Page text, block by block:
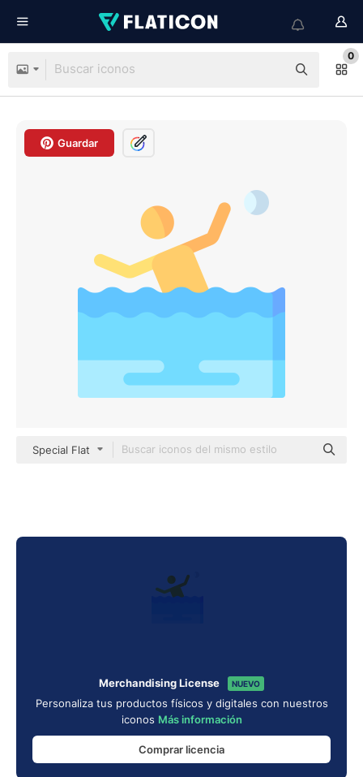
0
Guardar
Special Flat
Merchandising License NUEVO
Personaliza tus productos físicos y digitales con nuestros
iconos Más información
Comprar licencia